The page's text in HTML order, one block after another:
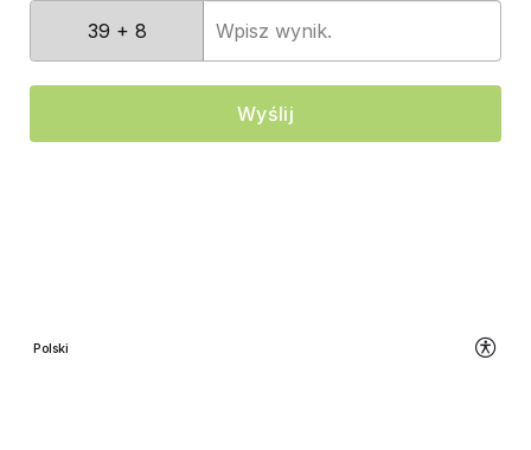
39 + 8
wynik.
Wyślij
Zmień
Polski